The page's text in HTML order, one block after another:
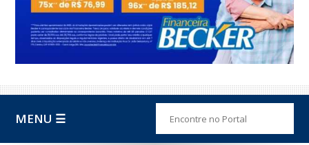
MENU ☰